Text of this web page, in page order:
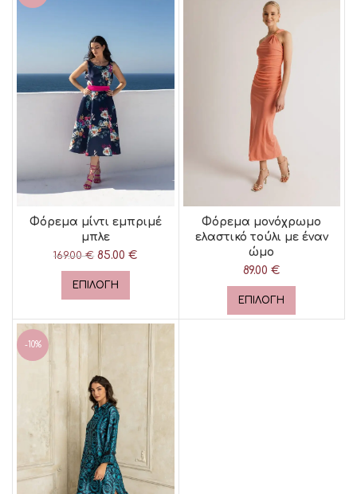
Φόρεμα μίντι εμπριμέ
μπλε
169.00€ Original price
was: 169.00 €.
85.00€
ΕΠΙΛΟΓΉ
Φόρεμα μονόχρωμο
ελαστικό τούλι με έναν
ώμο
89.00€
ΕΠΙΛΟΓΉ
-10%